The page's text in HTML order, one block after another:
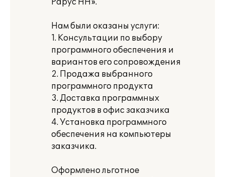
Рарус НН».
Нам были оказаны услуги:
1. Консультации по выбору
программного обеспечения и
вариантов его сопровождения
2. Продажа выбранного
программного продукта
3. Доставка программных
продуктов в офис заказчика
4. Установка программного
обеспечения на компьютеры
заказчика.
Оформлено льготное